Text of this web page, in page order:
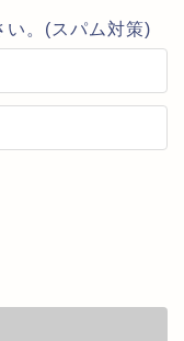
い。(スパム対策)